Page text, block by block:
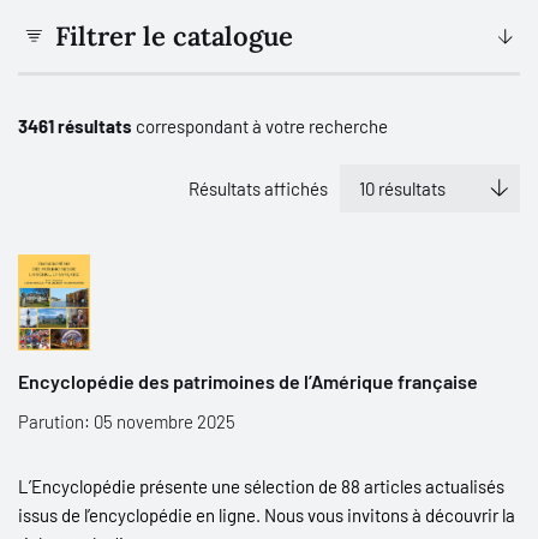
Filtrer le catalogue
3461 résultats correspondant à votre recherche
Résultats affichés
Encyclopédie des patrimoines de l’Amérique française
Parution: 05 novembre 2025
L’Encyclopédie présente une sélection de 88 articles actualisés
issus de l’encyclopédie en ligne. Nous vous invitons à découvrir la